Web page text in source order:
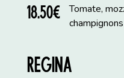
18.50€
Tomate,
champignons
REGINA